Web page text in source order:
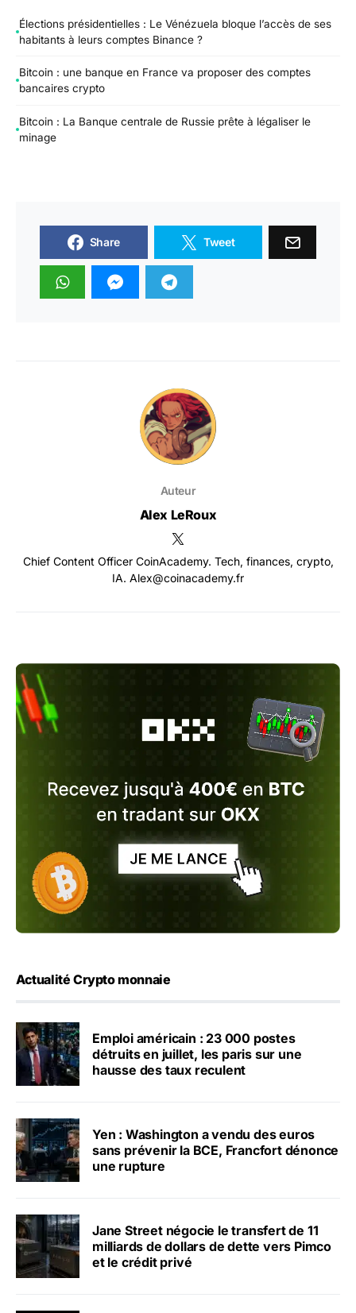
Élections présidentielles : Le Vénézuela bloque l’accès de ses
habitants à leurs comptes Binance ?
Bitcoin : une banque en France va proposer des comptes
bancaires crypto
Bitcoin : La Banque centrale de Russie prête à légaliser le
minage
Share Tweet
Auteur
Alex LeRoux
Chief Content Officer CoinAcademy. Tech, finances, crypto,
IA. Alex@coinacademy.fr
Actualité Crypto monnaie
Emploi américain : 23 000 postes
détruits en juillet, les paris sur une
hausse des taux reculent
Yen : Washington a vendu des euros
sans prévenir la BCE, Francfort dénonce
une rupture
Jane Street négocie le transfert de 11
milliards de dollars de dette vers Pimco
et le crédit privé